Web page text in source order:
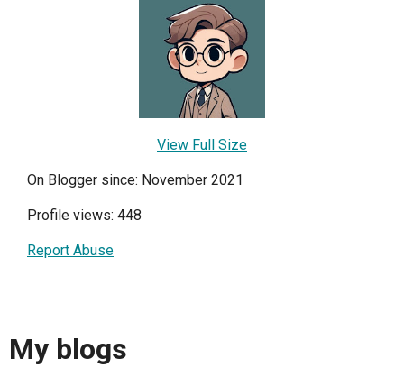
View Full Size
On Blogger since: November 2021
Profile views: 448
Report Abuse
My blogs